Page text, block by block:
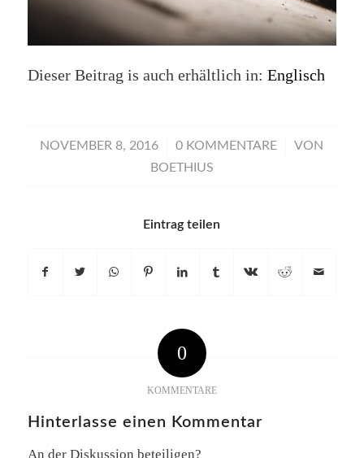
Dieser Beitrag is auch erhältlich in: Englisch
NOVEMBER 8, 2016
/ 0 KOMMENTARE
/
VON
BOETHIUS
Eintrag teilen
0
KOMMENTARE
Hinterlasse einen Kommentar
An der Diskussion beteiligen?